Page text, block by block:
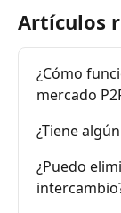
Artículos
¿Cómo
mercado
¿Tiene
¿Puedo